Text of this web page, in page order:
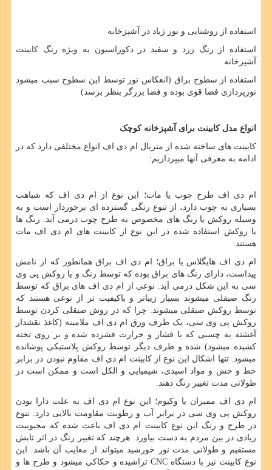
استفاده از روشنایی و نور زیاد در آشپزخانه
استفاده از رنگ زرد و سفید در دکوراسیون به ویژه رنگ کابینت
آشپزخانه
استفاده از سطوح براق (انعکاس نور توسط این سطوح سبب میشود
نورپردازی فضا قوی بوده و فضا بزرگر بنظر برسد)
انواع مدل کابینت برای آشپزخانه کوچک
کابینت های ساخته شده از متریال ام دی اف انواع مختلفی دارد که در
ادامه به معرفی آنها میپردازیم:
ام دی اف طرح چوب یا مات؛ این نوع از ام دی اف که شباهت
بسیاری به چوب دارد، از تنوع رنگی گسترده ­ای برخوردار است و به
وسیله روکش یا رنگ­ های مخصوص به طرح چوب درمی­ آید. رنگ ­ها
یا روکش استفاده شده در این نوع از کابینت ­های ام دی اف مات
هستند.
ام دی اف هایگلاس یا براق؛ ام دی اف براق همانطور که از نامش
پیداست، دارای رنگ ­های براق بوده که توسط رنگ و یا روکش پی وی
سی به این شکل درمی­ آید. نوعی از ام دی اف های براق که توسط
رنگ صیقلی می­شوند بسیار زیباتر و باکیفیت ­تر از نوعی هستند که
توسط روکش صیقلی می­شوند. چرا که در روش صیقلی کردن توسط
روکش پی وی سی، یک طرف ورق ام دی اف ملامینه (کاغذ نقش­دار
آغشته به چسبی که با فشار و حرارت فشرده شده و بر روی تخته
کشیده می­شود) شده و طرف دیگر توسط روکش پلاستیکی پوشانده
می­شود. تنها اشکال این نوع از کابینت ام دی اف مقاوم نبودن در برابر
خط و خش و مواد اسیدی، شیمیایی و الکل است و ممکن است در
طولانی مدت تغییر رنگ دهند.
ام دی اف ممبران یا وکیوم؛ این نوع ام دی اف به علت دارا بودن
روکش پی وی سی در برابر آب و رطوبت مقاومت بالایی دارد. تنوع
در طرح و رنگ این نوع کابینت ام دی اف باعث شده که مجبوبیت
زیادی در بین مردم به دست بیاورد. هرچند که تغییر رنگ در اثر تابش
مستقیم و طولانی مدت نور خورشید می­تواند از معایب آن باشد. این
نوع کابینت نیز با دستگاه CNCتراشیده و حکاکی می­شود و طرح­ ها و